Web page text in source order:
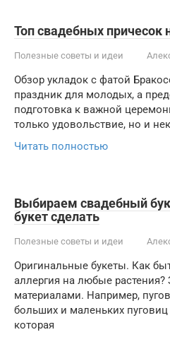
Топ свадебных причесок
Полезные советы и идеи
Обзор укладок с фатой
праздник для молодых, а
подготовка к важной
только удовольствие, но и
Читать полностью
Выбираем свадебный
букет сделать
Полезные советы и идеи
Оригинальные букеты. Как
аллергия на любые растения?
материалами. Например,
больших и маленьких
которая